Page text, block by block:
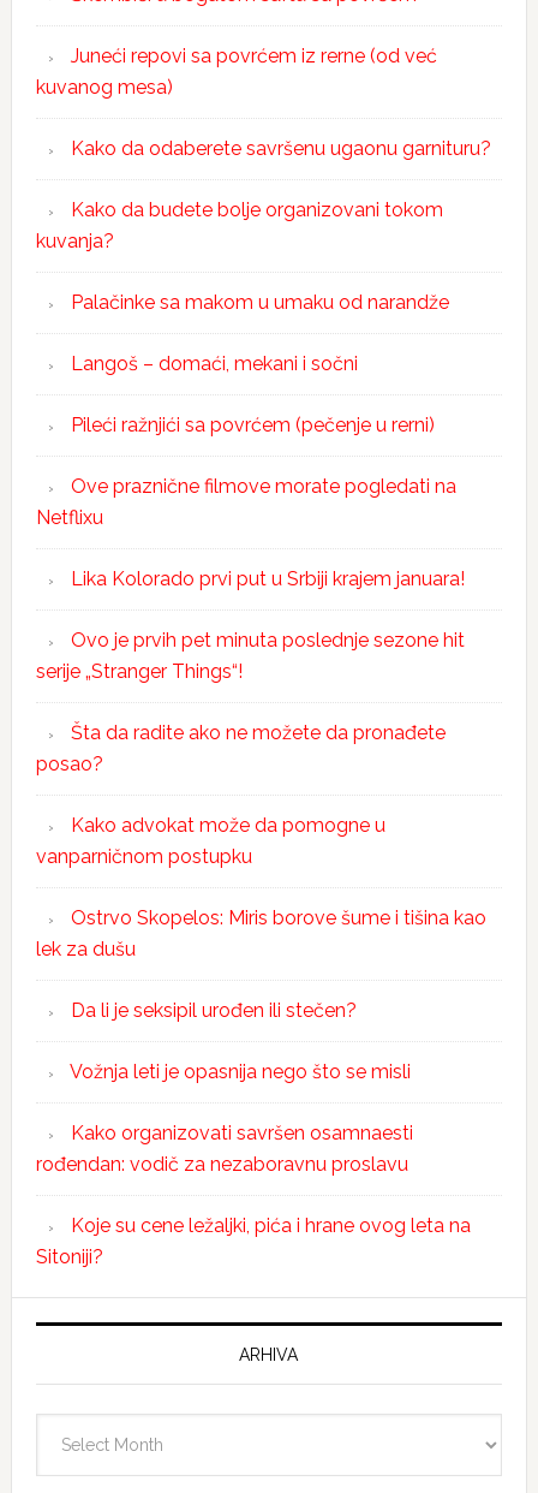
Juneći repovi sa povrćem iz rerne (od već
kuvanog mesa)
Kako da odaberete savršenu ugaonu garnituru?
Kako da budete bolje organizovani tokom
kuvanja?
Palačinke sa makom u umaku od narandže
Langoš – domaći, mekani i sočni
Pileći ražnjići sa povrćem (pečenje u rerni)
Ove praznične filmove morate pogledati na
Netflixu
Lika Kolorado prvi put u Srbiji krajem januara!
Ovo je prvih pet minuta poslednje sezone hit
serije „Stranger Things“!
Šta da radite ako ne možete da pronađete
posao?
Kako advokat može da pomogne u
vanparničnom postupku
Ostrvo Skopelos: Miris borove šume i tišina kao
lek za dušu
Da li je seksipil urođen ili stečen?
Vožnja leti je opasnija nego što se misli
Kako organizovati savršen osamnaesti
rođendan: vodič za nezaboravnu proslavu
Koje su cene ležaljki, pića i hrane ovog leta na
Sitoniji?
ARHIVA